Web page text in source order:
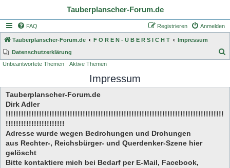
Tauberplanscher-Forum.de
FAQ Anmelden
Registrieren
Tauberplanscher-Forum.de F O R E N - Ü B E R S I C H T
Impressum
Datenschutzerklärung
h
Unbeantwortete Themen Aktive Themen
Impressum
Tauberplanscher-Forum.de
Dirk Adler
!!!!!!!!!!!!!!!!!!!!!!!!!!!!!!!!!!!!!!!!!!!!!!!!!!!!!!!!!!!!!!!!!!!!!!!!!!!!!!!!!!!!!
!!!!!!!!!!!!!!!!!!!!!!!
Adresse wurde wegen Bedrohungen und Drohungen
aus Rechter-, Reichsbürger- und Querdenker-Szene hier
gelöscht
Bitte kontaktiere mich bei Bedarf per E-Mail, Facebook,